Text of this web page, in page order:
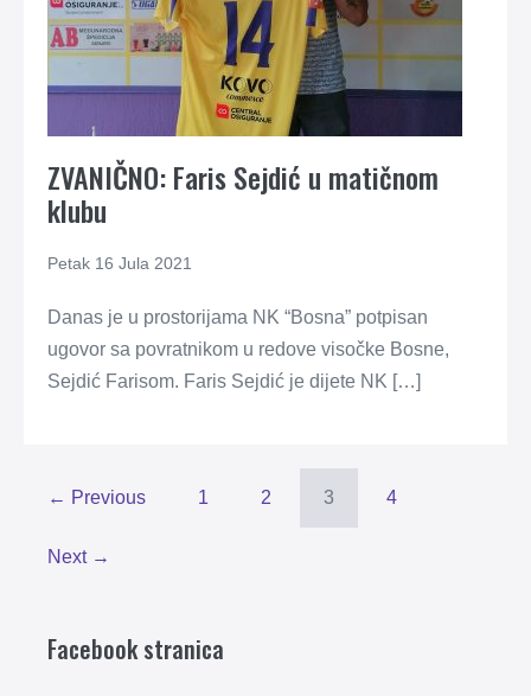
ZVANIČNO: Faris Sejdić u matičnom
klubu
Petak 16 Jula 2021
Danas je u prostorijama NK “Bosna” potpisan
ugovor sa povratnikom u redove visočke Bosne,
Sejdić Farisom. Faris Sejdić je dijete NK […]
← Previous 1 2 3 4
Next →
Facebook stranica